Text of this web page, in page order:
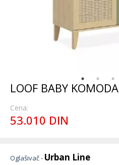
LOOF BABY KOMODA
Cena:
53.010 DIN
Oglašivač - Urban Line